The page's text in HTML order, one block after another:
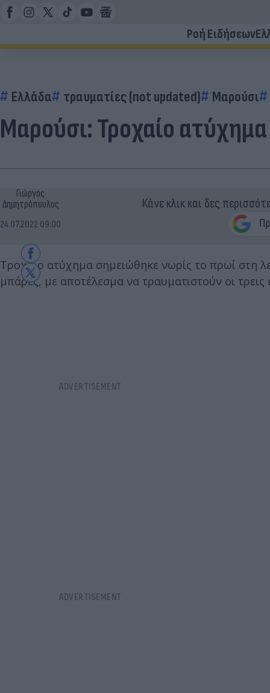
Ροή Ειδήσεων
Ελλάδα τραυματίες (not updated) Μαρούσι
Μαρούσι: Τροχαίο
Γιώργος
Δημητρόπουλος
24.07.2022 09:00
Κάνε κλικ και δες
Τροχαίο ατύχημα σημειώθηκε νωρίς το πρωί στη
μπάρες, με αποτέλεσμα να τραυματιστούν οι τρεις